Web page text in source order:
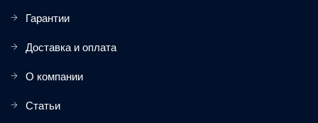
Гарантии
Доставка и оплата
О компании
Статьи